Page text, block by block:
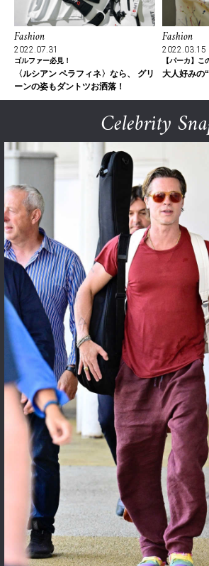
Fashion
2022.07.31
ゴルファー必見！
〈ルシアン ペラフィネ〉なら、 グリ
ーンの姿もダントツお洒落！
Fashion
2022.03.15
【パーカ】こ
大人好みの
Celebrity